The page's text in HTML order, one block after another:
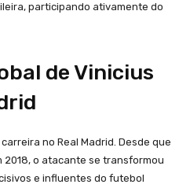
participando ativamente do
de Vinicius
no Real Madrid. Desde que
2018, o atacante se transformou
e influentes do futebol